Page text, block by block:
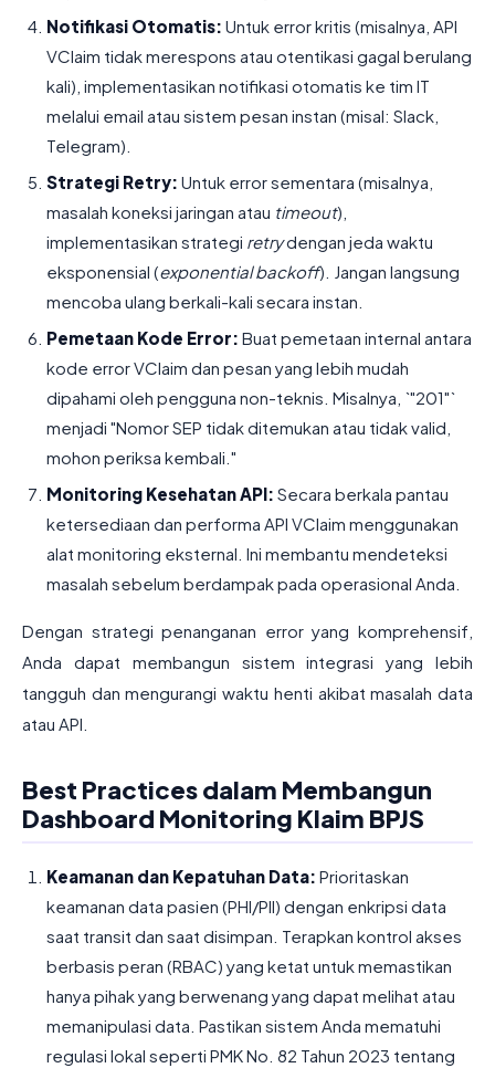
Notifikasi Otomatis: Untuk error kritis (misalnya, API
VClaim tidak merespons atau otentikasi gagal berulang
kali), implementasikan notifikasi otomatis ke tim IT
melalui email atau sistem pesan instan (misal: Slack,
Telegram).
Strategi Retry: Untuk error sementara (misalnya,
masalah koneksi jaringan atau timeout),
implementasikan strategi retrydengan jeda waktu
eksponensial (exponential backoff). Jangan langsung
mencoba ulang berkali-kali secara instan.
Pemetaan Kode Error: Buat pemetaan internal antara
kode error VClaim dan pesan yang lebih mudah
dipahami oleh pengguna non-teknis. Misalnya, `"201"`
menjadi "Nomor SEP tidak ditemukan atau tidak valid,
mohon periksa kembali."
Monitoring Kesehatan API: Secara berkala pantau
ketersediaan dan performa API VClaim menggunakan
alat monitoring eksternal. Ini membantu mendeteksi
masalah sebelum berdampak pada operasional Anda.
Dengan strategi penanganan error yang komprehensif,
Anda dapat membangun sistem integrasi yang lebih
tangguh dan mengurangi waktu henti akibat masalah data
atau API.
Best Practices dalam Membangun
Dashboard Monitoring Klaim BPJS
Keamanan dan Kepatuhan Data: Prioritaskan
keamanan data pasien (PHI/PII) dengan enkripsi data
saat transit dan saat disimpan. Terapkan kontrol akses
berbasis peran (RBAC) yang ketat untuk memastikan
hanya pihak yang berwenang yang dapat melihat atau
memanipulasi data. Pastikan sistem Anda mematuhi
regulasi lokal seperti PMK No. 82 Tahun 2023 tentang